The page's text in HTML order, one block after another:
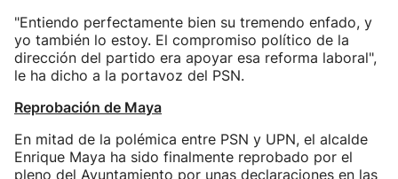
"Entiendo perfectamente bien su tremendo enfado, y
yo también lo estoy. El compromiso político de la
dirección del partido era apoyar esa reforma laboral",
le ha dicho a la portavoz del PSN.
Reprobación de Maya
En mitad de la polémica entre PSN y UPN, el alcalde
Enrique Maya ha sido finalmente reprobado por el
pleno del Ayuntamiento por unas declaraciones en las